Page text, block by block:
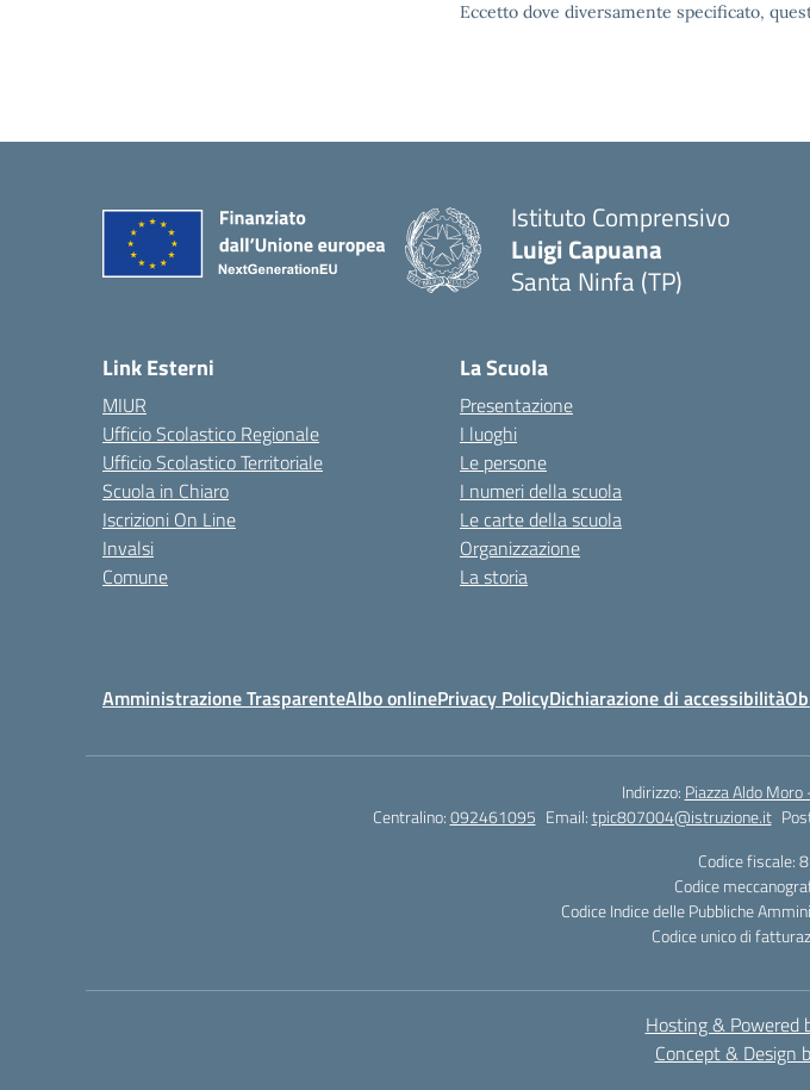
Eccetto dove diversamente specificato,
Istituto Comprensivo
Luigi Capuana
Santa Ninfa (TP)
Link Esterni
MIUR
Ufficio Scolastico Regionale
Ufficio Scolastico Territoriale
Scuola in Chiaro
Iscrizioni On Line
Invalsi
Comune
La Scuola
Presentazione
I luoghi
Le persone
I numeri della scuola
Le carte della scuola
Organizzazione
La storia
Amministrazione TrasparenteAlbo onlinePrivacy PolicyDichiarazione di accessibilità
Indirizzo: Piazza Aldo
Centralino:092461095 Email:tpic807004@istruzione.it
Codice fiscale:
Codice
Codice Indice delle Pubbliche
Codice unico di
Hosting & Powered
Concept & Design